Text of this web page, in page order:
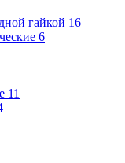
гайкой 16
6
11